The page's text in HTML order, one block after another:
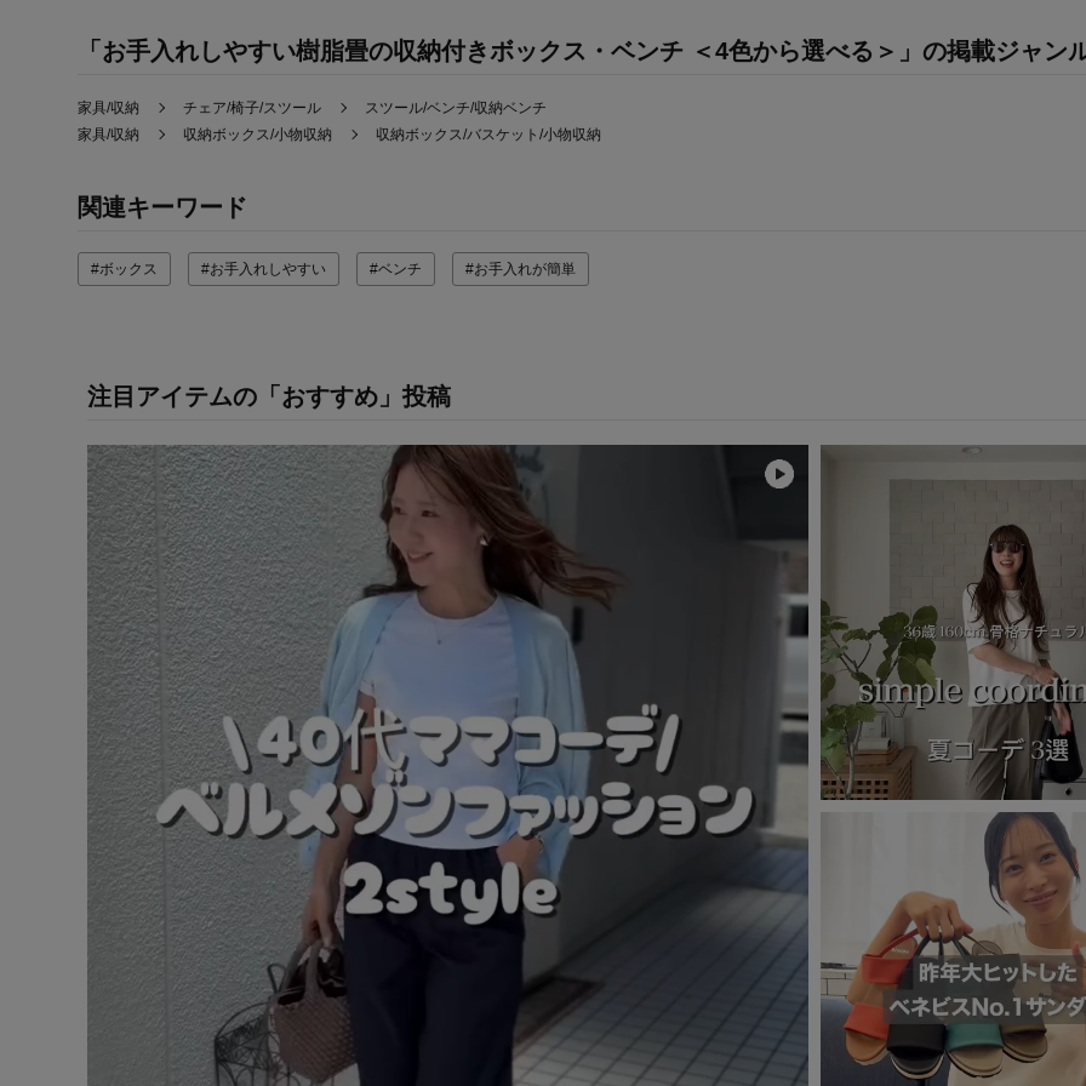
「お手入れしやすい樹脂畳の収納付きボックス・ベンチ ＜4色から選べる＞」の掲載ジャン
家具/収納 チェア/椅子/スツール
スツール/ベンチ/収納ベンチ
家具/収納
収納ボックス/小物収納 収納ボックス/バスケット/小物収納
関連キーワード
#ボックス #お手入れしやすい #ベンチ #お手入れが簡単
注目アイテムの「おすすめ」投稿